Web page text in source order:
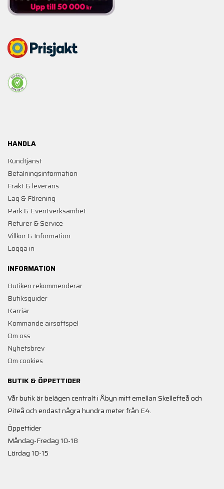
HANDLA
Kundtjänst
Betalningsinformation
Frakt & leverans
Lag & Förening
Park & Eventverksamhet
Returer & Service
Villkor & Information
Logga in
INFORMATION
Butiken rekommenderar
Butiksguider
Karriär
Kommande airsoftspel
Om oss
Nyhetsbrev
Om cookies
BUTIK & ÖPPETTIDER
Vår butik är belägen centralt i Åbyn mitt emellan Skellefteå och
Piteå och endast några hundra meter från E4.
Öppettider
Måndag-Fredag 10-18
Lördag 10-15